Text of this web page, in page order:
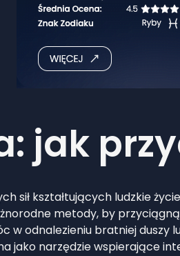
jak
sił kształtujących ludzkie
metody, by
w odnalezieniu bratniej duszy
narzędzie wspierające